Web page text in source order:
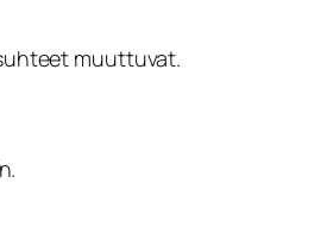
muuttuvat.